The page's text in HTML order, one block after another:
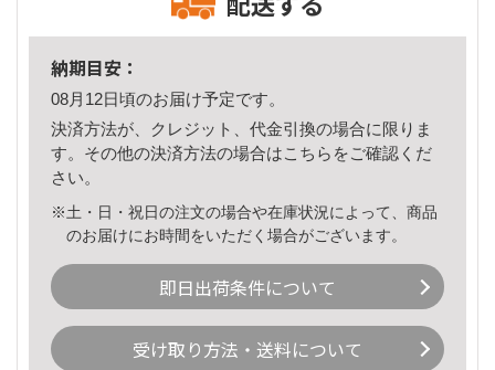
納期目安：
08月12日頃のお届け予定です。
決済方法が、クレジット、代金引換の場合に限りま
す。その他の決済方法の場合はこちら をご確認くだ
さい。
※土・日・祝日の注文の場合や在庫状況によって、商品
のお届けにお時間をいただく場合がございます。
即日出荷条件について
受け取り方法・送料について